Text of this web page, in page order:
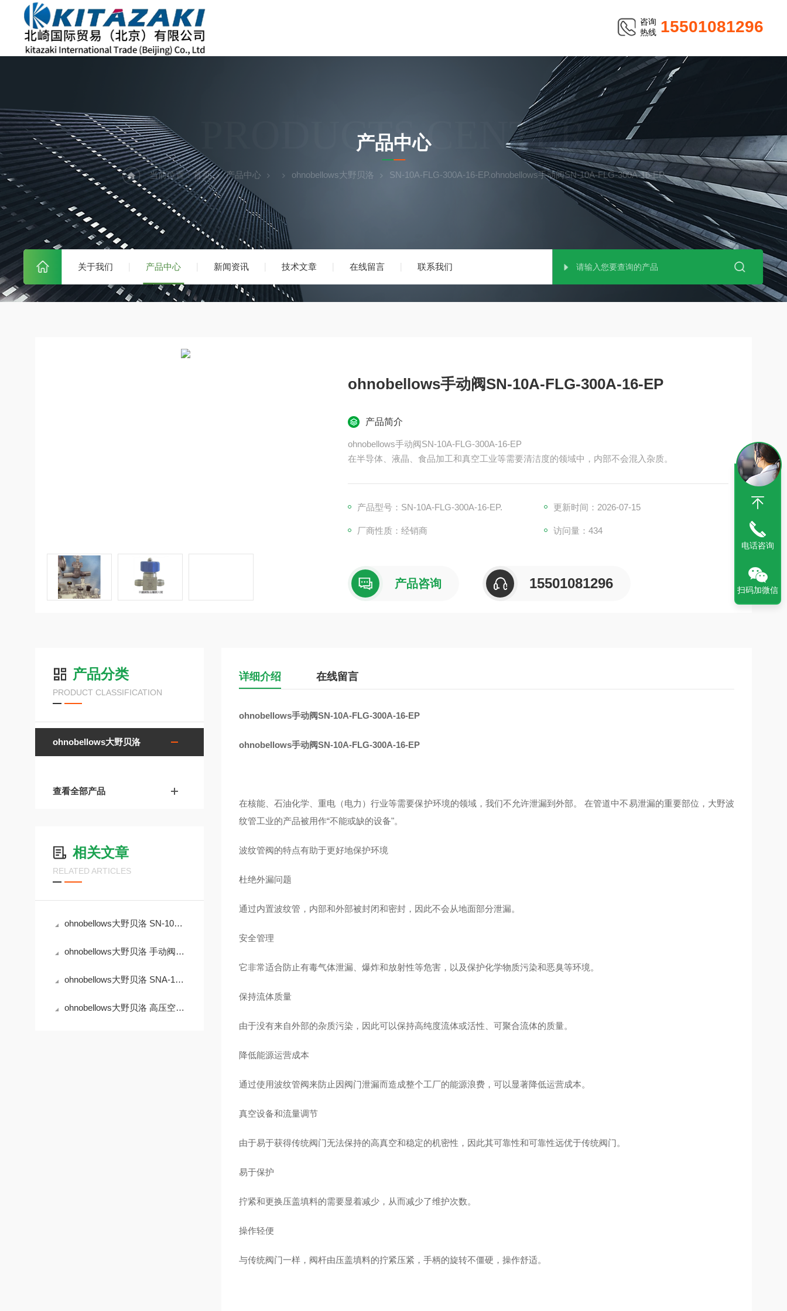
咨询
热线 15501081296
关于我们 产品中心 新闻资讯 技术文章 在线留言 联系我们
PRODUCTS CENTER
产品中心
当前位置：首页 产品中心 ohnobellows大野贝洛 SN-10A-FLG-300A-16-EP.ohnobellows手动阀SN-10A-FLG-300A-16-EP
ohnobellows手动阀SN-10A-FLG-300A-16-EP
产品简介
ohnobellows手动阀SN-10A-FLG-300A-16-EP
在半导体、液晶、食品加工和真空工业等需要清洁度的领域中，内部不会混入杂质。
产品型号：SN-10A-FLG-300A-16-EP. 更新时间：2026-07-15
厂商性质：经销商 访问量：434
产品咨询 15501081296
产品分类
PRODUCT CLASSIFICATION
ohnobellows大野贝洛
查看全部产品
相关文章
RELATED ARTICLES
ohnobellows大野贝洛 SN-10A-BW-250A-16-EP 手动阀
ohnobellows大野贝洛 手动阀 MS-04-BG-316L
ohnobellows大野贝洛 SNA-10B-BW-25A-NC-16-EP 手动阀
ohnobellows大野贝洛 高压空气动作阀 DSHA-04-BG-NC-316L-EP 华北
详细介绍 在线留言
ohnobellows手动阀SN-10A-FLG-300A-16-EP
ohnobellows手动阀SN-10A-FLG-300A-16-EP
在核能、石油化学、重电（电力）行业等需要保护环境的领域，我们不允许泄漏到外部。 在管道中不易泄漏的重要部位，大野波
纹管工业的产品被用作“不能或缺的设备"。
波纹管阀的特点有助于更好地保护环境
杜绝外漏问题
通过内置波纹管，内部和外部被封闭和密封，因此不会从地面部分泄漏。
安全管理
它非常适合防止有毒气体泄漏、爆炸和放射性等危害，以及保护化学物质污染和恶臭等环境。
保持流体质量
由于没有来自外部的杂质污染，因此可以保持高纯度流体或活性、可聚合流体的质量。
降低能源运营成本
通过使用波纹管阀来防止因阀门泄漏而造成整个工厂的能源浪费，可以显著降低运营成本。
真空设备和流量调节
由于易于获得传统阀门无法保持的高真空和稳定的机密性，因此其可靠性和可靠性远优于传统阀门。
易于保护
拧紧和更换压盖填料的需要显着减少，从而减少了维护次数。
操作轻便
与传统阀门一样，阀杆由压盖填料的拧紧压紧，手柄的旋转不僵硬，操作舒适。
电话咨询
扫码加微信